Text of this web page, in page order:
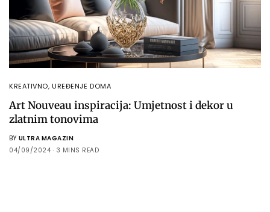
KREATIVNO,UREĐENJE DOMA
Art Nouveau inspiracija: Umjetnost i dekor u
zlatnim tonovima
BY ULTRA MAGAZIN
04/09/2024
3 MINS READ